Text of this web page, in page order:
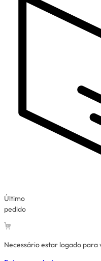
Último
pedido
Necessário estar logado para